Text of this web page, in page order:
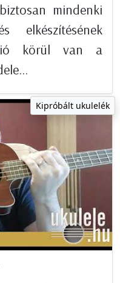
mindenki
elkészítésének
körül van a
Kipróbált ukulelék